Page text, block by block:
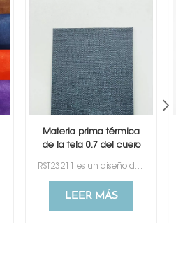
Materia prima térmica
de la tela 0.7 del cuero
RST23211 es un diseño de tela de piel sintética que cambia de color, que se utiliza principalmente para cubiertas de productos electrónicos, encuadernación para cajas de regalo, cajas de vino, joyero y paquete.
LEER MÁS